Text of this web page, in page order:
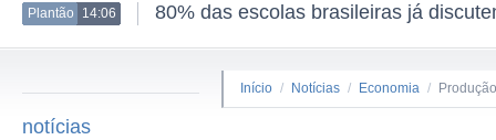
Plantão 13:59 80% das escolas brasileiras já
notícias
Início / Notícias / Economia /